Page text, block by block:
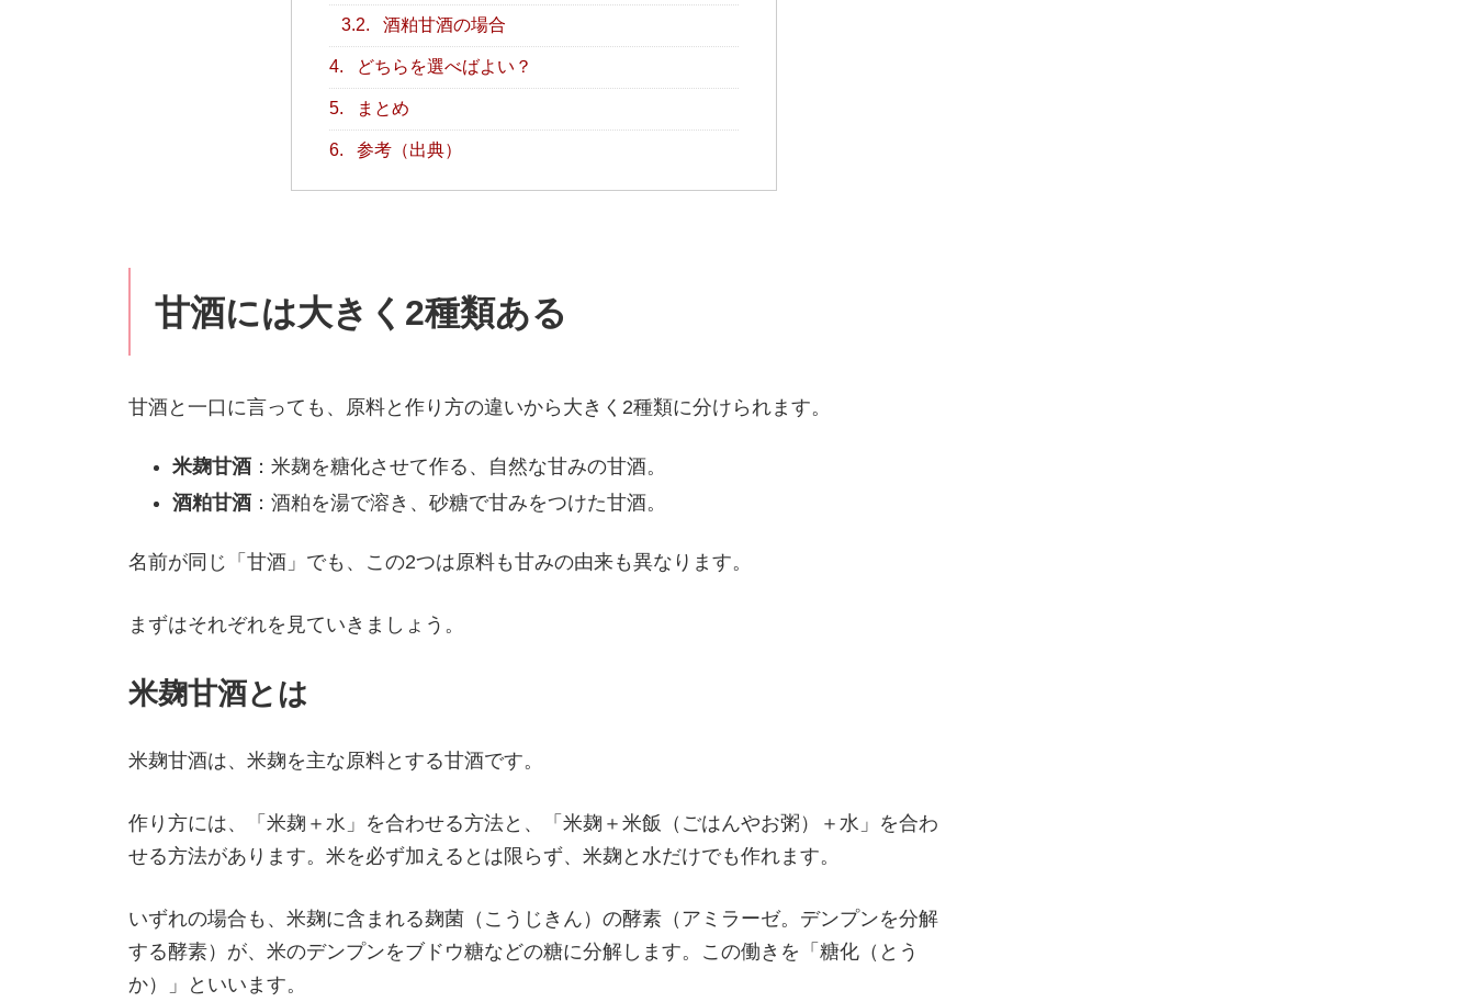
3.2. 酒粕甘酒の場合
4. どちらを選べばよい？
5. まとめ
6. 参考（出典）
甘酒には大きく2種類ある
甘酒と一口に言っても、原料と作り方の違いから大きく2種類に分けられます。
米麹甘酒 ：米麹を糖化させて作る、自然な甘みの甘酒。
酒粕甘酒 ：酒粕を湯で溶き、砂糖で甘みをつけた甘酒。
名前が同じ「甘酒」でも、この2つは原料も甘みの由来も異なります。
まずはそれぞれを見ていきましょう。
米麹甘酒とは
米麹甘酒は、米麹を主な原料とする甘酒です。
作り方には、「米麹＋水」を合わせる方法と、「米麹＋米飯（ごはんやお粥）＋水」を合わ
せる方法があります。米を必ず加えるとは限らず、米麹と水だけでも作れます。
いずれの場合も、米麹に含まれる麹菌（こうじきん）の酵素（アミラーゼ。デンプンを分解
する酵素）が、米のデンプンをブドウ糖などの糖に分解します。この働きを「糖化（とう
か）」といいます。